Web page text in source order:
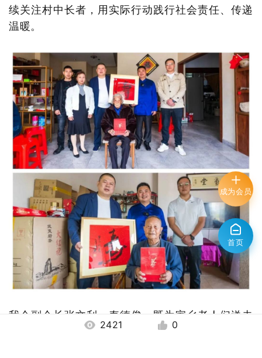
续关注村中长者，用实际行动践行社会责任、传递
温暖。
我会副会长张文利、 寿德俊，既为家乡老人们送去
了物质上的帮助，更给予了精神上的慰藉，让尊老
2421 0
成为会员
首页